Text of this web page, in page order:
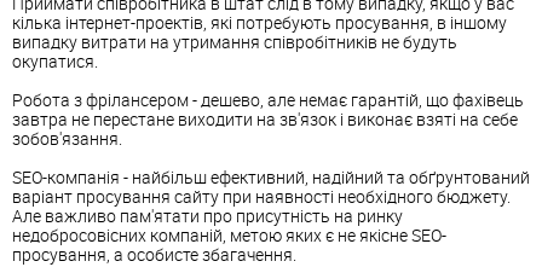
кілька інтернет-проектів, які потребують просування, в іншому
випадку витрати на утримання співробітників не будуть
окупатися.
Робота з фрілансером - дешево, але немає гарантій, що фахівець
завтра не перестане виходити на зв'язок і виконає взяті на себе
зобов'язання.
SEO-компанія - найбільш ефективний, надійний та обґрунтований
варіант просування сайту при наявності необхідного бюджету.
Але важливо пам'ятати про присутність на ринку
недобросовісних компаній, метою яких є не якісне SEO-
просування, а особисте збагачення.